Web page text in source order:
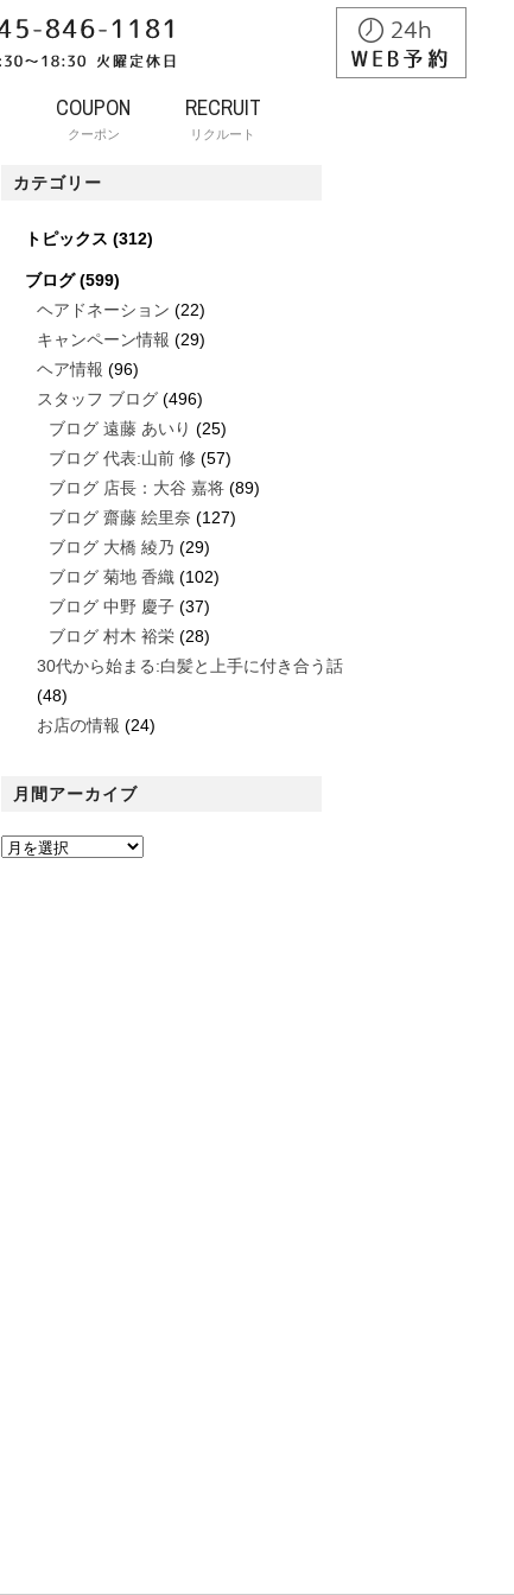
COUPON
クーポン
RECRUIT
リクルート
カテゴリー
トピックス (312)
ブログ(599)
ヘアドネーション (22)
キャンペーン情報 (29)
ヘア情報 (96)
スタッフ ブログ (496)
ブログ 遠藤 あいり (25)
ブログ 代表:山前 修 (57)
ブログ 店長：大谷 嘉将 (89)
ブログ 齋藤 絵里奈 (127)
ブログ 大橋 綾乃 (29)
ブログ 菊地 香織 (102)
ブログ 中野 慶子 (37)
ブログ 村木 裕栄 (28)
30代から始まる:白髪と上手に付き合う話
(48)
お店の情報 (24)
月間アーカイブ